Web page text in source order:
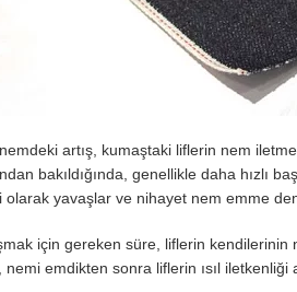
artış, kumaştaki liflerin nem
bakıldığında, genellikle daha hızlı
olarak yavaşlar ve nihayet nem emme
için gereken süre, liflerin kendilerinin
emdikten sonra liflerin ısıl iletkenliği